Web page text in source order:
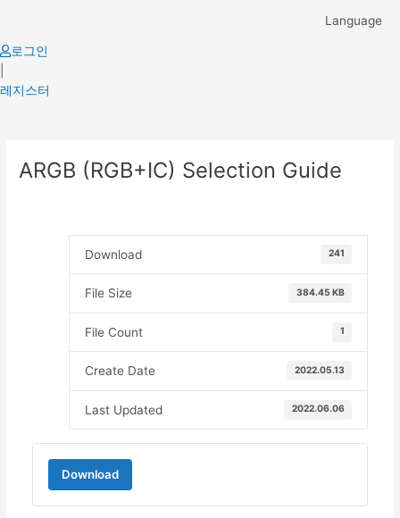
content
Language
로그인
레지스터
ARGB (RGB+IC) Selection Guide
Download 241
File Size 384.45 KB
File Count 1
Create Date 2022.05.13
Last Updated 2022.06.06
Download
navigation